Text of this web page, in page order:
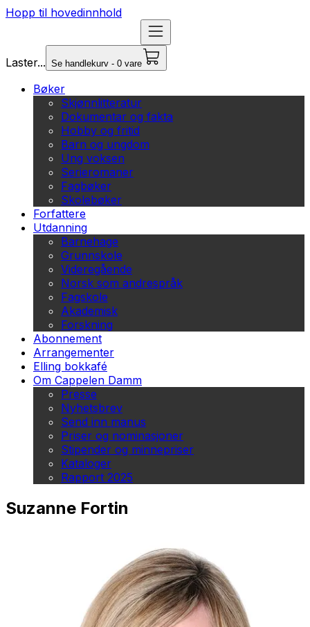
Hopp til hovedinnhold
Laster... Se handlekurv - 0 vare
Bøker
Skjønnlitteratur
Dokumentar og fakta
Hobby og fritid
Barn og ungdom
Ung voksen
Serieromaner
Fagbøker
Skolebøker
Forfattere
Utdanning
Barnehage
Grunnskole
Videregående
Norsk som andrespråk
Fagskole
Akademisk
Forskning
Abonnement
Arrangementer
Elling bokkafé
Om Cappelen Damm
Presse
Nyhetsbrev
Send inn manus
Priser og nominasjoner
Stipender og minnepriser
Kataloger
Rapport 2025
Suzanne Fortin